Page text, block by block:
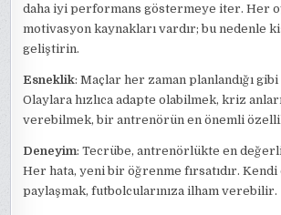
daha iyi performans göstermeye iter. Her
motivasyon kaynakları vardır; bu nedenle
geliştirin.
Esneklik: Maçlar her zaman planlandığı
Olaylara hızlıca adapte olabilmek, kriz
verebilmek, bir antrenörün en önemli
Deneyim: Tecrübe, antrenörlükte en
Her hata, yeni bir öğrenme fırsatıdır.
paylaşmak, futbolcularınıza ilham verebilir.